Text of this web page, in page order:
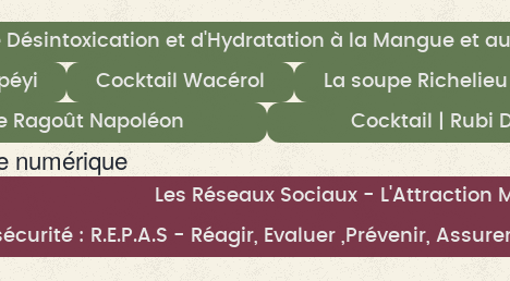
Désintoxication et d'Hydratation à la Mangue et
Cocktail Wacérol La soupe Richelieu
Ragoût Napoléon Cocktail | Rubi
numérique
Les Réseaux Sociaux - L'Attraction
: R.E.P.A.S - Réagir, Evaluer ,Prévenir,